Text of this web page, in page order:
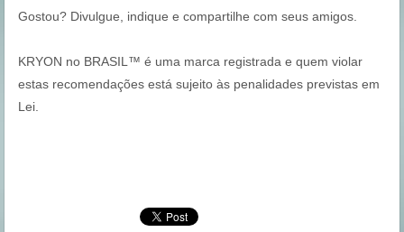
Gostou? Divulgue, indique e compartilhe com seus amigos.
KRYON no BRASIL™ é uma marca registrada e quem violar
estas recomendações está sujeito às penalidades previstas em
Lei.